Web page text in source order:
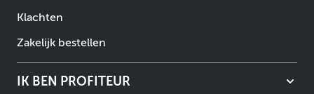
Klachten
Zakelijk bestellen
IK BEN PROFITEUR